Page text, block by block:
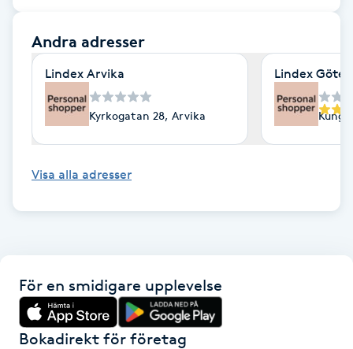
Face framing
Faceliftmassage
Fet hårbotten
Fillers
Fotmassage
Andra adresser
Lindex Arvika
Kyrkogatan 28, Arvika
Lindex
Visa alla adresser
För en smidigare upplevelse
Bokadirekt för företag